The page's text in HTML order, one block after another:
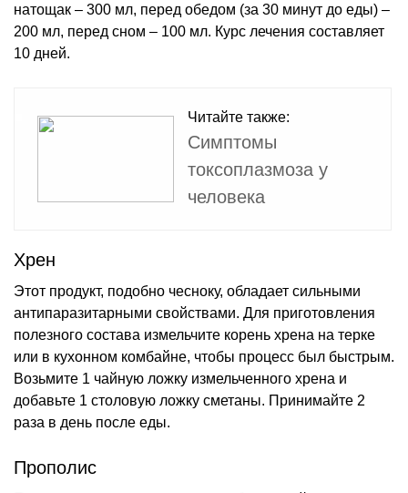
натощак – 300 мл, перед обедом (за 30 минут до еды) –
200 мл, перед сном – 100 мл. Курс лечения составляет
10 дней.
Читайте также:
Симптомы
токсоплазмоза у
человека
Хрен
Этот продукт, подобно чесноку, обладает сильными
антипаразитарными свойствами. Для приготовления
полезного состава измельчите корень хрена на терке
или в кухонном комбайне, чтобы процесс был быстрым.
Возьмите 1 чайную ложку измельченного хрена и
добавьте 1 столовую ложку сметаны. Принимайте 2
раза в день после еды.
Прополис